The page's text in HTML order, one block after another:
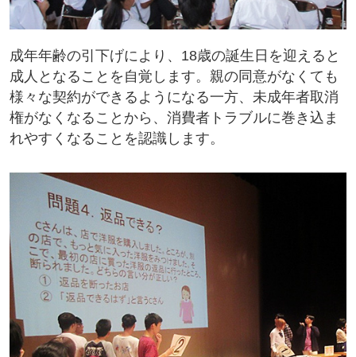
成年年齢の引下げにより、18歳の誕生日を迎えると
成人となることを自覚します。親の同意がなくても
様々な契約ができるようになる一方、未成年者取消
権がなくなることから、消費者トラブルに巻き込ま
れやすくなることを認識します。